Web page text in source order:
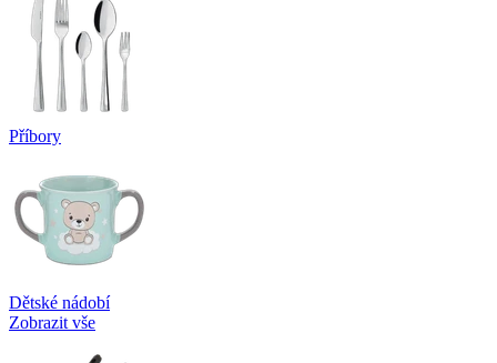
Příbory
Dětské nádobí
Zobrazit vše